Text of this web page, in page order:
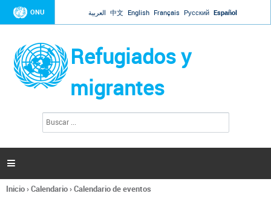
Jump to navigation
ONU العربية 中文 English Français Русский Español
Refugiados y
migrantes
l
s

Se
Inicio›Calendario›Calendario de eventos